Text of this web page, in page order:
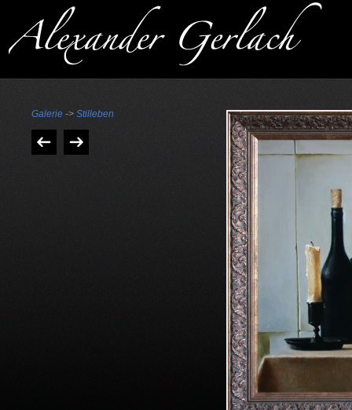
Galerie -> Stilleben